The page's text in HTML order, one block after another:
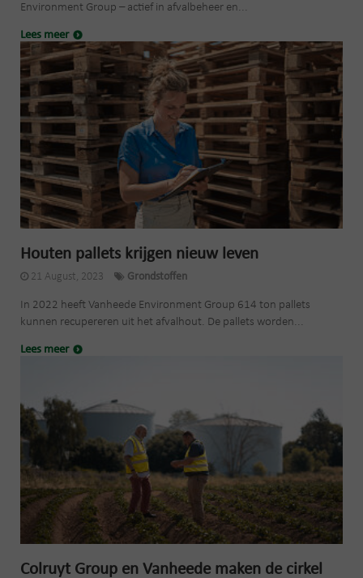
Environment Group – actief in afvalbeheer en...
Lees meer
Houten pallets krijgen nieuw leven
21 August, 2023 Grondstoffen
In 2022 heeft Vanheede Environment Group 614 ton pallets
kunnen recupereren uit het afvalhout. De pallets worden...
Lees meer
Colruyt Group en Vanheede maken de cirkel